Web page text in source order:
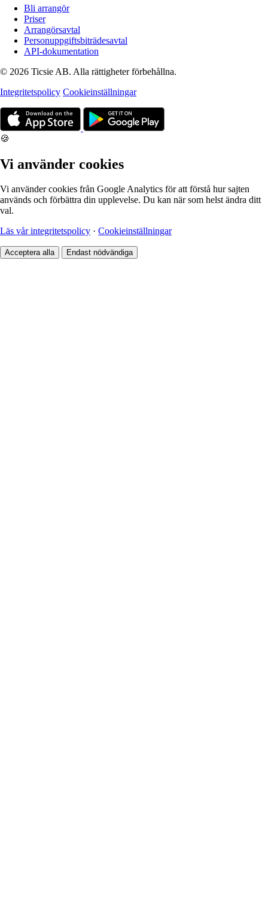
Bli arrangör
Priser
Arrangörsavtal
Personuppgiftsbiträdesavtal
API-dokumentation
© 2026 Ticsie AB. Alla rättigheter förbehållna.
Integritetspolicy Cookieinställningar
🍪
Vi använder cookies
Vi använder cookies från Google Analytics för att förstå hur sajten
används och förbättra din upplevelse. Du kan när som helst ändra ditt
val.
Läs vår integritetspolicy · Cookieinställningar
Acceptera alla Endast nödvändiga